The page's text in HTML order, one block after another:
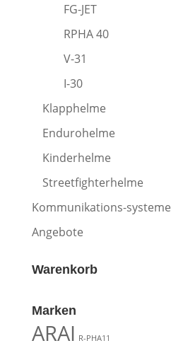
FG-JET
RPHA 40
V-31
I-30
Klapphelme
Endurohelme
Kinderhelme
Streetfighterhelme
Kommunikations-systeme
Angebote
Warenkorb
Marken
ARAI R-PHA11